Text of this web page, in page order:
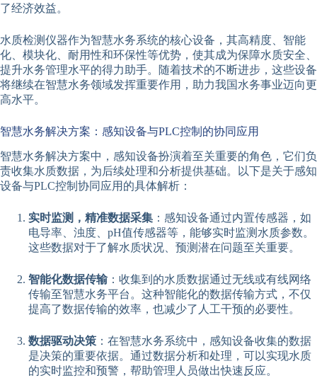
了经济效益。
水质检测仪器作为智慧水务系统的核心设备，其高精度、智能
化、模块化、耐用性和环保性等优势，使其成为保障水质安全、
提升水务管理水平的得力助手。随着技术的不断进步，这些设备
将继续在智慧水务领域发挥重要作用，助力我国水务事业迈向更
高水平。
智慧水务解决方案：感知设备与PLC控制的协同应用
智慧水务解决方案中，感知设备扮演着至关重要的角色，它们负
责收集水质数据，为后续处理和分析提供基础。以下是关于感知
设备与PLC控制协同应用的具体解析：
实时监测，精准数据采集 ：感知设备通过内置传感器，如
电导率、浊度、pH值传感器等，能够实时监测水质参数。
这些数据对于了解水质状况、预测潜在问题至关重要。
智能化数据传输：收集到的水质数据通过无线或有线网络
传输至智慧水务平台。这种智能化的数据传输方式，不仅
提高了数据传输的效率，也减少了人工干预的必要性。
数据驱动决策 ：在智慧水务系统中，感知设备收集的数据
是决策的重要依据。通过数据分析和处理，可以实现水质
的实时监控和预警，帮助管理人员做出快速反应。